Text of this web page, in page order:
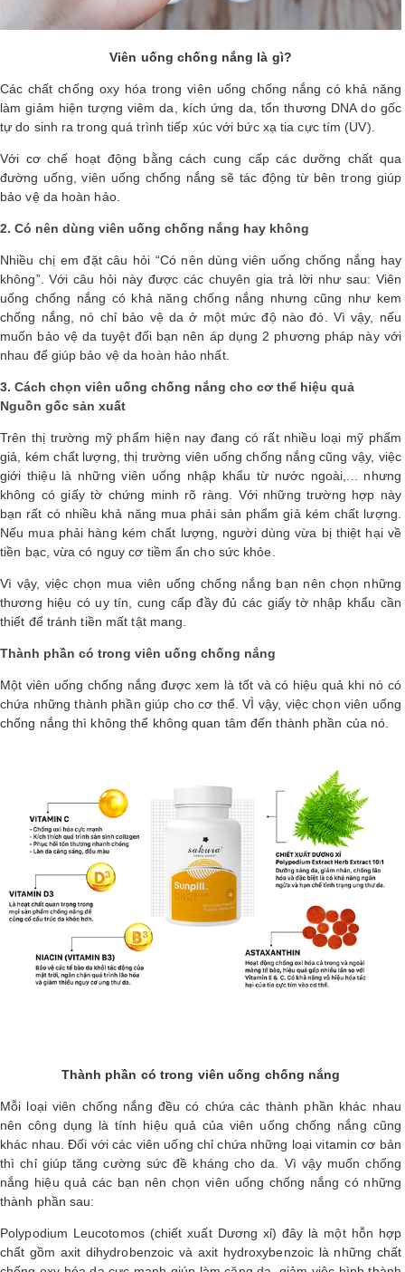
Shop All Brand A-
Z
Viên uống chống nắng là gì?
Các chất chống oxy hóa trong viên uống chống nắng có khả năng
làm giảm hiện tượng viêm da, kích ứng da, tổn thương DNA do gốc
tự do sinh ra trong quá trình tiếp xúc với bức xạ tia cực tím (UV).
Với cơ chế hoạt động bằng cách cung cấp các dưỡng chất qua
đường uống, viên uống chống nắng sẽ tác động từ bên trong giúp
bảo vệ da hoàn hảo.
2. Có nên dùng viên uống chống nắng hay không
Nhiều chị em đặt câu hỏi “Có nên dùng viên uống chống nắng hay
không”. Với câu hỏi này được các chuyên gia trả lời như sau: Viên
uống chống nắng có khả năng chống nắng nhưng cũng như kem
chống nắng, nó chỉ bảo vệ da ở một mức độ nào đó. Vì vậy, nếu
muốn bảo vệ da tuyệt đối bạn nên áp dụng 2 phương pháp này với
nhau để giúp bảo vệ da hoàn hảo nhất.
3. Cách chọn viên uống chống nắng cho cơ thể hiệu quả
Nguồn gốc sản xuất
Trên thị trường mỹ phẩm hiện nay đang có rất nhiều loại mỹ phẩm
giả, kém chất lượng, thị trường viên uống chống nắng cũng vậy, việc
giới thiệu là những viên uống nhập khẩu từ nước ngoài,... nhưng
không có giấy tờ chứng minh rõ ràng. Với những trường hợp này
bạn rất có nhiều khả năng mua phải sản phẩm giả kém chất lượng.
Nếu mua phải hàng kém chất lượng, người dùng vừa bị thiệt hại về
tiền bạc, vừa có nguy cơ tiềm ẩn cho sức khỏe.
Vì vậy, việc chọn mua viên uống chống nắng bạn nên chọn những
thương hiệu có uy tín, cung cấp đầy đủ các giấy tờ nhập khẩu cần
thiết để tránh tiền mất tật mang.
Thành phần có trong viên uống chống nắng
Một viên uống chống nắng được xem là tốt và có hiệu quả khi nó có
chứa những thành phần giúp cho cơ thể. VÌ vậy, việc chọn viên uống
chống nắng thì không thể không quan tâm đến thành phần của nó.
Thành phần có trong viên uống chống nắng
Mỗi loại viên chống nắng đều có chứa các thành phần khác nhau
nên công dụng là tính hiệu quả của viên uống chống nắng cũng
khác nhau. Đối với các viên uống chỉ chứa những loại vitamin cơ bản
thì chỉ giúp tăng cường sức đề kháng cho da. Vì vậy muốn chống
nắng hiệu quả các bạn nên chọn viên uống chống nắng có những
thành phần sau:
Polypodium Leucotomos (chiết xuất Dương xỉ) đây là một hỗn hợp
chất gồm axit dihydrobenzoic và axit hydroxybenzoic là những chất